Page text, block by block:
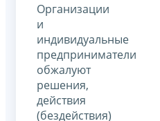
Организации
и
индивидуальные
предприниматели
обжалуют
решения,
действия
(бездействия)